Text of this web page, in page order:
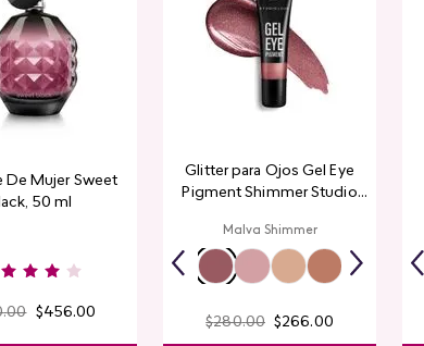
De Mujer Sweet
50 ml
.00 $456.00
Glitter para Ojos Gel Eye
Pigment Shimmer Studio
Malva Shimmer
$280.00 $266.00